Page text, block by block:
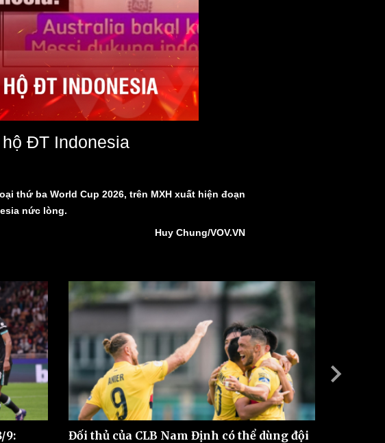
ĐT Indonesia
thứ ba World Cup 2026, trên MXH xuất hiện đoạn
nức lòng.
Huy Chung/VOV.VN
9:
Đối thủ của CLB Nam Định có thể dùng đội